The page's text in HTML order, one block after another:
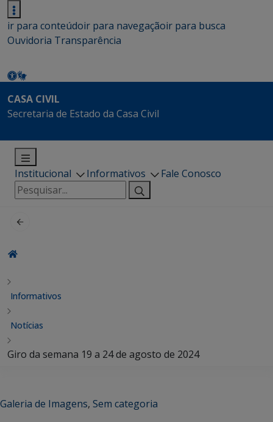
ir para conteúdoir para navegaçãoir para busca
Ouvidoria Transparência
CASA CIVIL
Secretaria de Estado da Casa Civil
Institucional Informativos
Fale Conosco
Pesquisar
por:
Informativos
Notícias
Giro da semana 19 a 24 de agosto de 2024
Galeria de Imagens, Sem categoria